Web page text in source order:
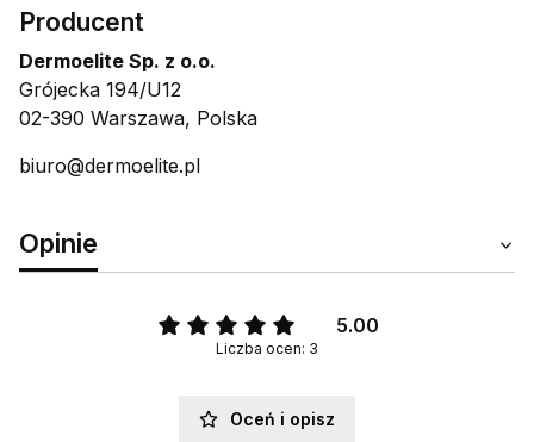
Producent
Dermoelite Sp. z o.o.
Grójecka 194/U12
02-390 Warszawa, Polska
biuro@dermoelite.pl
Opinie
5.00
Liczba ocen: 3
Oceń i opisz